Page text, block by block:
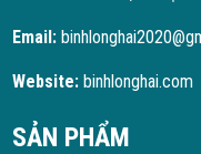
Email:
Website: binhlonghai.com
SẢN PHẨM